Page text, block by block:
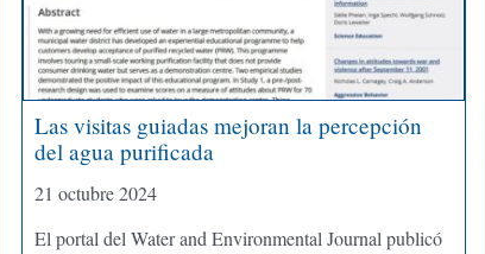
Las visitas guiadas mejoran la percepción
del agua purificada
21 octubre 2024
El portal del Water and Environmental Journal publicó